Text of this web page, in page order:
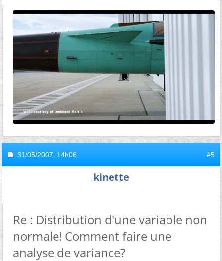
31/05/2007, 14h06 #5
kinette
Re : Distribution d'une variable non
normale! Comment faire une
analyse de variance?